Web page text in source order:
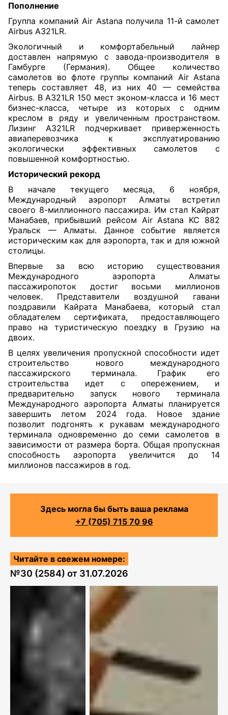
Пополнение
Группа компаний Air Astana получила 11-й самолет
Airbus A321LR.
Экологичный и комфортабельный лайнер
доставлен напрямую с завода-производителя в
Гамбурге (Германия). Общее количество
самолетов во флоте группы компаний Air Astana
теперь составляет 48, из них 40 — семейства
Airbus. В A321LR 150 мест эконом-класса и 16 мест
бизнес-класса, четыре из которых с одним
креслом в ряду и увеличенным пространством.
Лизинг A321LR подчеркивает приверженность
авиаперевозчика к эксплуатированию
экологически эффективных самолетов с
повышенной комфортностью.
Исторический рекорд
В начале текущего месяца, 6 ноября,
Международный аэропорт Алматы встретил
своего 8-миллионного пассажира. Им стал Кайрат
Манабаев, прибывший рейсом Air Astana KC 882
Уральск — Алматы. Данное событие является
историческим как для аэропорта, так и для южной
столицы.
Впервые за всю историю существования
Международного аэропорта Алматы
пассажиропоток достиг восьми миллионов
человек. Представители воздушной гавани
поздравили Кайрата Манабаева, который стал
обладателем сертификата, предоставляющего
право на туристическую поездку в Грузию на
двоих.
В целях увеличения пропускной способности идет
строительство нового международного
пассажирского терминала. График его
строительства идет с опережением, и
предварительно запуск нового терминала
Международного аэропорта Алматы планируется
завершить летом 2024 года. Новое здание
позволит подгонять к рукавам международного
терминала одновременно до семи самолетов в
зависимости от размера борта. Общая пропускная
способность аэропорта увеличится до 14
миллионов пассажиров в год.
Здесь могла бы быть ваша реклама
+7 (705) 715 70 96
Читайте в свежем номере:
№30 (2584) от 31.07.2026